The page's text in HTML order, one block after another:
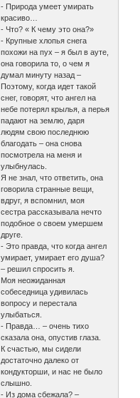
- Природа умеет умирать
красиво…
- Что? « К чему это она?»
- Крупные хлопья снега
похожи на пух – я был в ауте,
она говорила то, о чем я
думал минуту назад –
Поэтому, когда идет такой
снег, говорят, что ангел на
небе потерял крылья, а перья
падают на землю, даря
людям свою последнюю
благодать – она снова
посмотрела на меня и
улыбнулась.
Я не знал, что ответить, она
говорила странные вещи,
вдруг, я вспомнил, моя
сестра рассказывала нечто
подобное о своем умершем
друге.
- Это правда, что когда ангел
умирает, умирает его душа?
– решил спросить я.
Моя неожиданная
собеседница удивилась
вопросу и перестала
улыбаться.
- Правда… – очень тихо
сказала она, опустив глаза.
К счастью, мы сидели
достаточно далеко от
кондукторши, и нас не было
слышно.
- Из дома сбежала? –